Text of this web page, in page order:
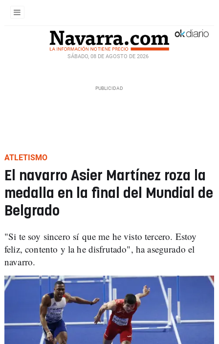
SÁBADO, 08 DE AGOSTO DE 2026
ATLETISMO
El navarro Asier Martínez roza la
medalla en la final del Mundial de
Belgrado
"Si te soy sincero sí que me he visto tercero. Estoy
feliz, contento y la he disfrutado", ha asegurado el
navarro.